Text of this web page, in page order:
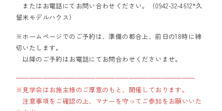
またはお電話にてお問い合わせください。（0942-32-4612*久
留米モデルハウス）
※ホームページでのご予約は、準備の都合上、前日の18時に締
切いたします。
以降のご予約はお電話にてお問合わせくださいませ。
———————————————————————————
※見学会はお施主様のご厚意のもと、開催しております。
注意事項をご確認の上、マナーを守ってご参加をお願いいた